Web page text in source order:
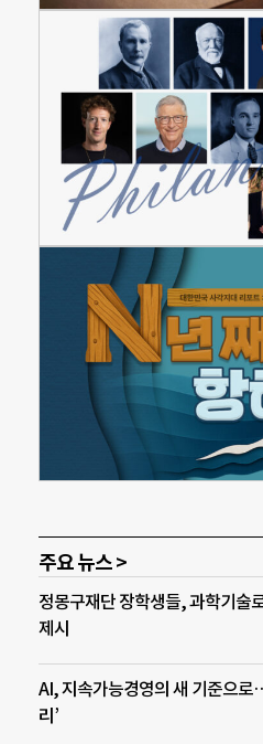
주요 뉴스 >
정몽구재단 장학생들, 과학기술
제시
AI, 지속가능경영의 새 기준으로
리’